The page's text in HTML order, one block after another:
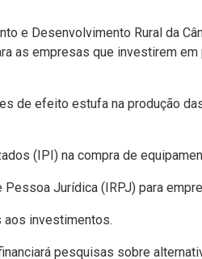
e Desenvolvimento Rural da
as empresas que investirem
de efeito estufa na produção
(IPI) na compra de
Jurídica (IRPJ) para
investimentos.
pesquisas sobre